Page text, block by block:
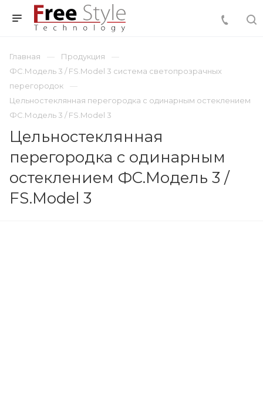
Главная
Продукция
ФС.Модель 3 / FS.Model 3 система светопрозрачных
перегородок
Цельностеклянная перегородка с одинарным остеклением
ФС.Модель 3 / FS.Model 3
Цельностеклянная
перегородка с одинарным
остеклением ФС.Модель 3 /
FS.Model 3